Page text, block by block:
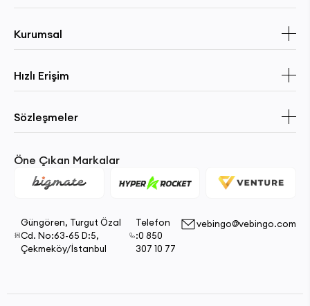
Kurumsal
Hızlı Erişim
Sözleşmeler
Öne Çıkan Markalar
Güngören, Turgut Özal
Cd. No:63-65 D:5,
Çekmeköy/İstanbul
Telefon
:0 850
307 10 77
vebingo@vebingo.com